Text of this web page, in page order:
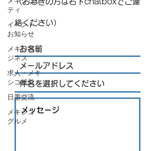
ティ
イベント・
お知らせ
メキシコビ
ジネス
求人・メキ
シコ就労
日墨交流
メキシコ・
グルメ
絡ください）